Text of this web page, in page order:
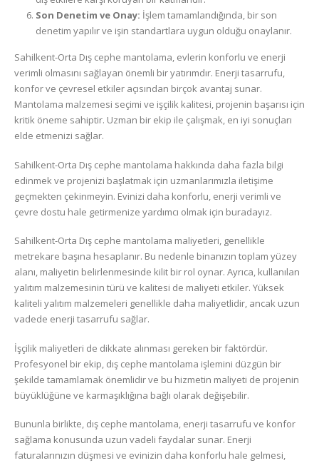
Son Denetim ve Onay: İşlem tamamlandığında, bir son
denetim yapılır ve işin standartlara uygun olduğu onaylanır.
Sahilkent-Orta Dış cephe mantolama, evlerin konforlu ve enerji
verimli olmasını sağlayan önemli bir yatırımdır. Enerji tasarrufu,
konfor ve çevresel etkiler açısından birçok avantaj sunar.
Mantolama malzemesi seçimi ve işçilik kalitesi, projenin başarısı için
kritik öneme sahiptir. Uzman bir ekip ile çalışmak, en iyi sonuçları
elde etmenizi sağlar.
Sahilkent-Orta Dış cephe mantolama hakkında daha fazla bilgi
edinmek ve projenizi başlatmak için uzmanlarımızla iletişime
geçmekten çekinmeyin. Evinizi daha konforlu, enerji verimli ve
çevre dostu hale getirmenize yardımcı olmak için buradayız.
Sahilkent-Orta Dış cephe mantolama maliyetleri, genellikle
metrekare başına hesaplanır. Bu nedenle binanızın toplam yüzey
alanı, maliyetin belirlenmesinde kilit bir rol oynar. Ayrıca, kullanılan
yalıtım malzemesinin türü ve kalitesi de maliyeti etkiler. Yüksek
kaliteli yalıtım malzemeleri genellikle daha maliyetlidir, ancak uzun
vadede enerji tasarrufu sağlar.
İşçilik maliyetleri de dikkate alınması gereken bir faktördür.
Profesyonel bir ekip, dış cephe mantolama işlemini düzgün bir
şekilde tamamlamak önemlidir ve bu hizmetin maliyeti de projenin
büyüklüğüne ve karmaşıklığına bağlı olarak değişebilir.
Bununla birlikte, dış cephe mantolama, enerji tasarrufu ve konfor
sağlama konusunda uzun vadeli faydalar sunar. Enerji
faturalarınızın düşmesi ve evinizin daha konforlu hale gelmesi,